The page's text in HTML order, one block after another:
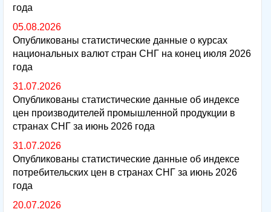
года
05.08.2026
Опубликованы статистические данные о курсах
национальных валют стран СНГ на конец июля 2026
года
31.07.2026
Опубликованы статистические данные об индексе
цен производителей промышленной продукции в
странах СНГ за июнь 2026 года
31.07.2026
Опубликованы статистические данные об индексе
потребительских цен в странах СНГ за июнь 2026
года
20.07.2026